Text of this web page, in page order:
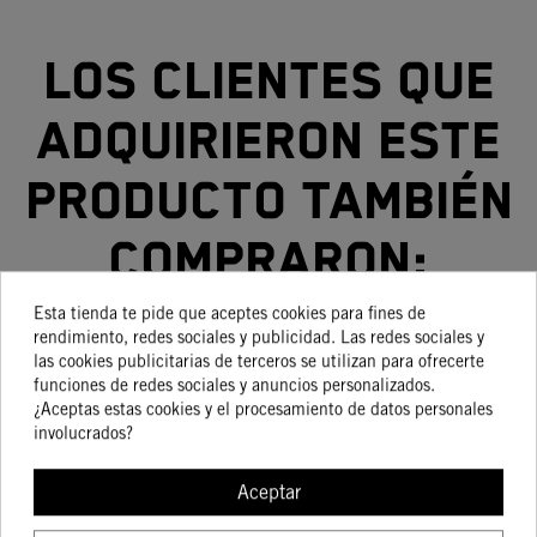
Los clientes que
adquirieron este
producto también
compraron:
-15%
ASIENTO ERGO BY
-15%
ASIENTO KTM DEL
Esta tienda te pide que aceptes cookies para fines de
rendimiento, redes sociales y publicidad. Las redes sociales y
las cookies publicitarias de terceros se utilizan para ofrecerte
funciones de redes sociales y anuncios personalizados.
¿Aceptas estas cookies y el procesamiento de datos personales
involucrados?
Aceptar